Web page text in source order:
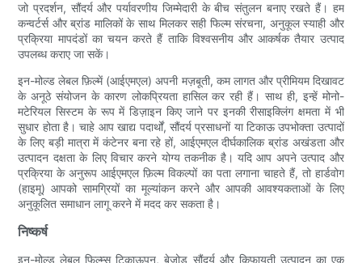
जो प्रदर्शन, सौंदर्य और पर्यावरणीय जिम्मेदारी के बीच संतुलन बनाए रखते हैं। हम
कन्वर्टर्स और ब्रांड मालिकों के साथ मिलकर सही फिल्म संरचना, अनुकूल स्याही और
प्रक्रिया मापदंडों का चयन करते हैं ताकि विश्वसनीय और आकर्षक तैयार उत्पाद
उपलब्ध कराए जा सकें।
इन-मोल्ड लेबल फ़िल्में (आईएमएल) अपनी मज़बूती, कम लागत और प्रीमियम दिखावट
के अनूठे संयोजन के कारण लोकप्रियता हासिल कर रही हैं। साथ ही, इन्हें मोनो-
मटेरियल सिस्टम के रूप में डिज़ाइन किए जाने पर इनकी रीसाइक्लिंग क्षमता में भी
सुधार होता है। चाहे आप खाद्य पदार्थों, सौंदर्य प्रसाधनों या टिकाऊ उपभोक्ता उत्पादों
के लिए बड़ी मात्रा में कंटेनर बना रहे हों, आईएमएल दीर्घकालिक ब्रांड अखंडता और
उत्पादन दक्षता के लिए विचार करने योग्य तकनीक है। यदि आप अपने उत्पाद और
प्रक्रिया के अनुरूप आईएमएल फ़िल्म विकल्पों का पता लगाना चाहते हैं, तो हार्डवोग
(हाइमू) आपको सामग्रियों का मूल्यांकन करने और आपकी आवश्यकताओं के लिए
अनुकूलित समाधान लागू करने में मदद कर सकता है।
निष्कर्ष
इन-मोल्ड लेबल फिल्म्स टिकाऊपन, बेजोड़ सौंदर्य और किफायती उत्पादन का एक